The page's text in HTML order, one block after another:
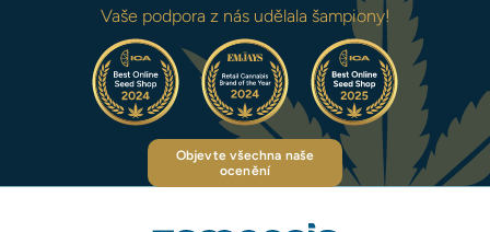
Vaše podpora z nás udělala šampiony!
Objevte všechna naše
ocenění